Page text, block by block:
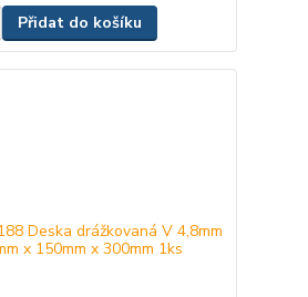
Přidat do košíku